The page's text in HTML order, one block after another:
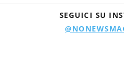
SEGUICI SU